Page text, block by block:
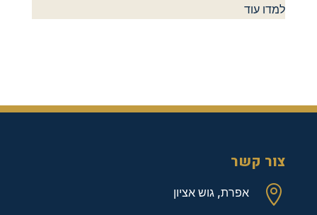
למדו עוד
צור קשר
 אפרת, גוש אציון